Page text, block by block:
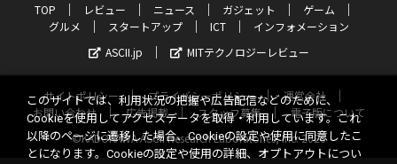
TOP レビュー ニュース ガジェット
ゲーム
グルメ
スタートアップ ICT
インフォメーション
ASCII.jp
MITテクノロジーレビュー
サイトポリシー プライバシーポリシー
運営会社
お問い合わせ
広告掲載 スタッフ募集
電子版について
©KADOKAWA ASCII Research Laboratories, Inc. 2026
このサイトでは、利用状況の把握や広告配信などのために、
Cookieを使用してアクセスデータを取得・利用しています。これ
以降のページに遷移した場合、Cookieの設定や使用に同意したこ
とになります。Cookieの設定や使用の詳細、オプトアウトについ